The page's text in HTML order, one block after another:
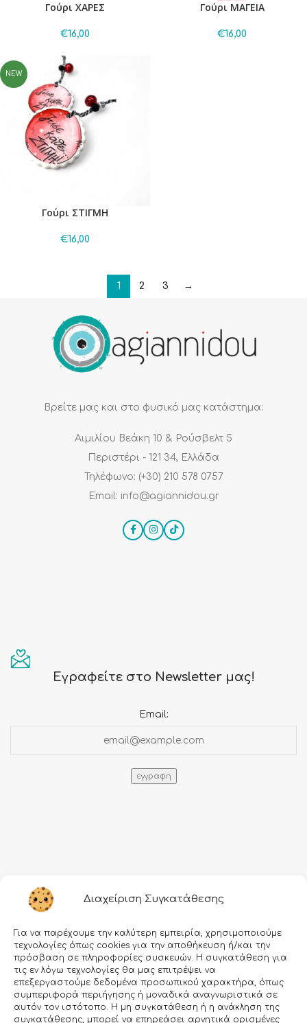
Διαχείριση Συγκατάθεσης
Για να παρέχουμε την καλύτερη εμπειρία, χρησιμοποιούμε
τεχνολογίες όπως cookies για την αποθήκευση ή/και την
πρόσβαση σε πληροφορίες συσκευών. Η συγκατάθεση για
τις εν λόγω τεχνολογίες θα μας επιτρέψει να
επεξεργαστούμε δεδομένα προσωπικού χαρακτήρα, όπως
συμπεριφορά περιήγησης ή μοναδικά αναγνωριστικά σε
αυτόν τον ιστότοπο. Η μη συγκατάθεση ή η ανάκληση της
συγκατάθεσης, μπορεί να επηρεάσει αρνητικά ορισμένες
Γούρι ΧΑΡΕΣ
€16,00
Γούρι ΜΑΓΕΙΑ
€16,00
NEW
Γούρι ΣΤΙΓΜΗ
€16,00
1 2 3 →
Βρείτε μας και στο φυσικό μας κατάστημα:
Αιμιλίου Βεάκη 10 & Ρούσβελτ 5
Περιστέρι - 121 34, Ελλάδα
Τηλέφωνο: (+30) 210 578 0757
Email: info@agiannidou.gr
Εγραφείτε στο Newsletter μας!
Email:
Πληροφορίες
Τρόποι πληρωμής
Όροι χρήσης
Προσωπικά δεδομένα
Ασφάλεια συναλλαγών